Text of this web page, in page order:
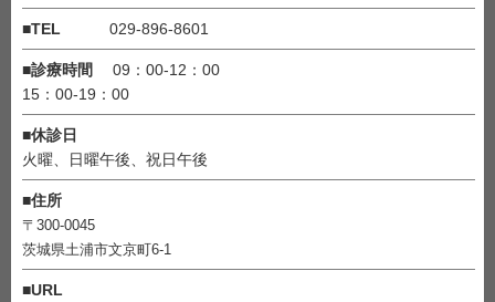
■TEL 029-896-8601
■診療時間
09：00-12：00
15：00-19：00
■休診日
火曜、日曜午後、祝日午後
■住所
〒300-0045
茨城県土浦市文京町6-1
■URL